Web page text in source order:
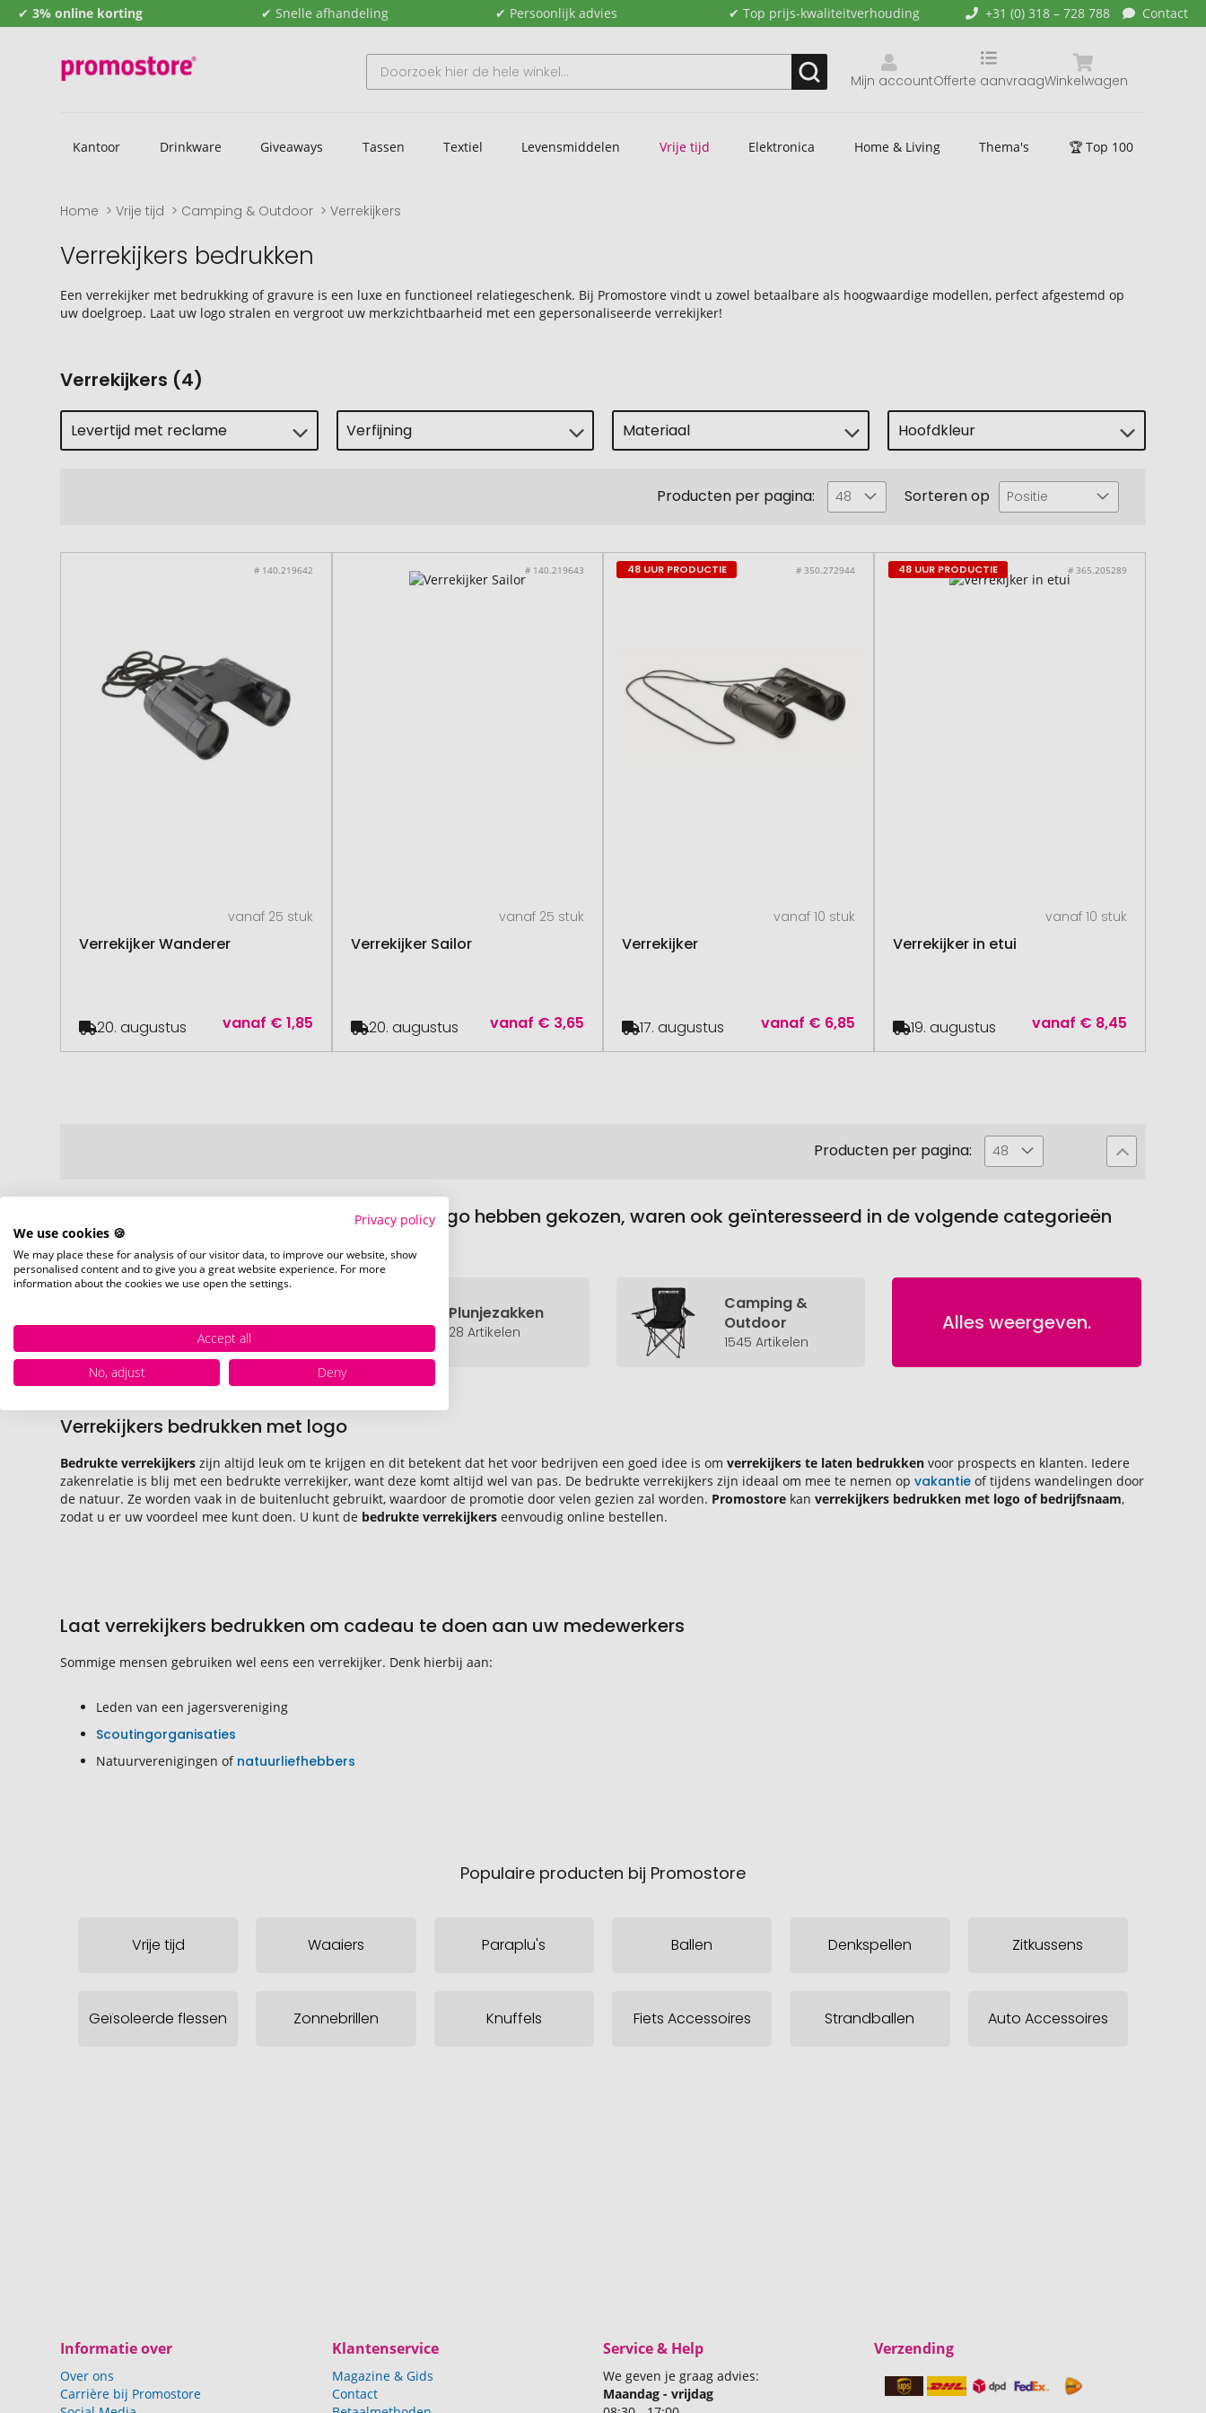
✔ 3% online korting ✔ Snelle afhandeling ✔ Persoonlijk advies ✔ Top prijs-kwaliteitverhouding +31 (0) 318 – 728 788 Contact
Mijn account Winkelwagen
Offerte aanvraag
Kantoor Drinkware Giveaways Tassen Textiel Levensmiddelen Vrije tijd Elektronica Home & Living Thema's 🏆 Top 100
Home Vrije tijd Camping & Outdoor Verrekijkers
Verrekijkers bedrukken
Een verrekijker met bedrukking of gravure is een luxe en functioneel relatiegeschenk. Bij Promostore vindt u zowel betaalbare als hoogwaardige modellen, perfect afgestemd op
uw doelgroep. Laat uw logo stralen en vergroot uw merkzichtbaarheid met een gepersonaliseerde verrekijker!
Verrekijkers (4)
Levertijd met reclame Verfijning Materiaal Hoofdkleur
Producten per pagina: 48 Sorteren op Positie
# 140.219642
vanaf 25 stuk
Verrekijker Wanderer
vanaf € 1,85
20. augustus
# 140.219643
vanaf 25 stuk
Verrekijker Sailor
vanaf € 3,65
20. augustus
48 UUR PRODUCTIE # 350.272944
vanaf 10 stuk
Verrekijker
vanaf € 6,85
17. augustus
48 UUR PRODUCTIE # 365.205289
vanaf 10 stuk
Verrekijker in etui
vanaf € 8,45
19. augustus
Producten per pagina: 48
Klanten die voor verrekijkers met bedrukt logo hebben gekozen, waren ook geïnteresseerd in de volgende categorieën
promotieartikelen:
34 Artikelen
Plunjezakken
28 Artikelen
Camping &
Outdoor
1545 Artikelen
Alles weergeven.
Verrekijkers bedrukken met logo
Bedrukte verrekijkers zijn altijd leuk om te krijgen en dit betekent dat het voor bedrijven een goed idee is omverrekijkers te laten bedrukken voor prospects en klanten. Iedere
zakenrelatie is blij met een bedrukte verrekijker, want deze komt altijd wel van pas. De bedrukte verrekijkers zijn ideaal om mee te nemen opvakantie of tijdens wandelingen door
de natuur. Ze worden vaak in de buitenlucht gebruikt, waardoor de promotie door velen gezien zal worden. Promostore kanverrekijkers bedrukken met logo of bedrijfsnaam,
zodat u er uw voordeel mee kunt doen. U kunt de bedrukte verrekijkers eenvoudig online bestellen.
Laat verrekijkers bedrukken om cadeau te doen aan uw medewerkers
Sommige mensen gebruiken wel eens een verrekijker. Denk hierbij aan:
Leden van een jagersvereniging
Scoutingorganisaties
Natuurverenigingen of natuurliefhebbers
Populaire producten bij Promostore
Vrije tijd Waaiers Paraplu's Ballen Denkspellen Zitkussens
Geïsoleerde flessen Zonnebrillen Knuffels Fiets Accessoires Strandballen Auto Accessoires
Informatie over
Over ons
Carrière bij Promostore
Klantenservice
Magazine & Gids
Contact
Service & Help
We geven je graag advies:
Maandag - vrijdag
Verzending
Privacy policy
We use cookies 🍪
We may place these for analysis of our visitor data, to improve our website, show
personalised content and to give you a great website experience. For more
information about the cookies we use open the settings.
Accept all
No, adjust
Deny